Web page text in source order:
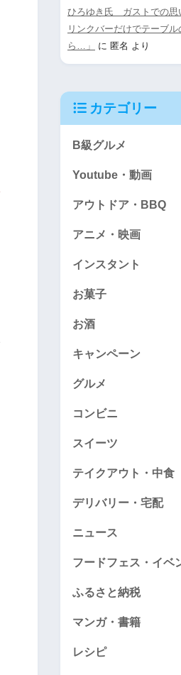
ひろゆき氏 ガストでの思
リンクバーだけでテーブ
ら…」
に 匿名 より
カテゴリー
B級グルメ
Youtube・動画
アウトドア・BBQ
アニメ・映画
インスタント
お菓子
お酒
キャンペーン
グルメ
コンビニ
スイーツ
テイクアウト・中食
デリバリー・宅配
ニュース
フードフェス・イベ
ふるさと納税
マンガ・書籍
レシピ